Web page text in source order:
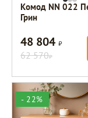
Комод NN 022
Грин
48 804Р
62 570Р
- 22%